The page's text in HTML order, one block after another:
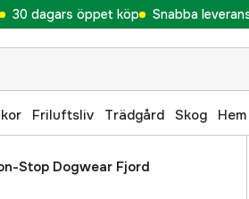
30 dagars öppet köp Snabba
Friluftsliv Trädgård Skog
Stop Dogwear Fjord